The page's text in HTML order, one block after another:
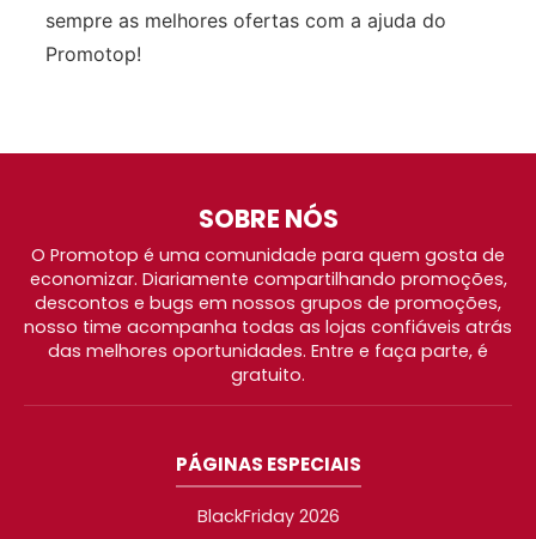
sempre as melhores ofertas com a ajuda do
Promotop!
SOBRE NÓS
O Promotop é uma comunidade para quem gosta de
economizar. Diariamente compartilhando promoções,
descontos e bugs em nossos grupos de promoções,
nosso time acompanha todas as lojas confiáveis atrás
das melhores oportunidades. Entre e faça parte, é
gratuito.
PÁGINAS ESPECIAIS
BlackFriday 2026